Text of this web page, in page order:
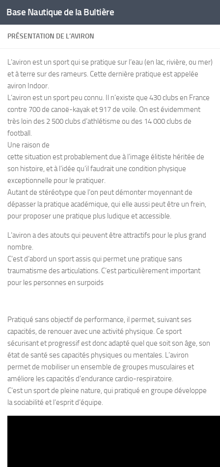
Skip to content
Base Nautique de la Bultière
PRÉSENTATION DE L’AVIRON
L’aviron est un sport qui se pratique sur l’eau (en lac, rivière, ou mer)
et à terre sur des rameurs. Cette dernière pratique est appelée
aviron Indoor.
L’aviron est un sport peu connu. Il n’existe que 430 clubs en France
contre 700 de canoë-kayak et 917 de voile. On est évidemment
très loin des 2 500 clubs d’athlétisme ou des 14 000 clubs de
football.
Une raison de
cette situation est probablement due à l’image élitiste héritée de
son histoire, et à l’idée qu’il faudrait une condition physique
exceptionnelle pour le pratiquer.
Autant de stéréotype que l’on peut démonter moyennant de
dépasser la pratique académique, qui elle aussi peut être un frein,
pour proposer une pratique plus ludique et accessible.
L’aviron a des atouts qui peuvent être attractifs pour le plus grand
nombre.
C’est d’abord un sport assis qui permet une pratique sans
traumatisme des articulations. C’est particulièrement important
pour les personnes en surpoids
Pratiqué sans objectif de performance, il permet, suivant ses
capacités, de renouer avec une activité physique. Ce sport
sécurisant et progressif est donc adapté quel que soit son âge, son
état de santé ses capacités physiques ou mentales. L’aviron
permet de mobiliser un ensemble de groupes musculaires et
améliore les capacités d’endurance cardio-respiratoire.
C’est un sport de pleine nature, qui pratiqué en groupe développe
la sociabilité et l’esprit d’équipe.